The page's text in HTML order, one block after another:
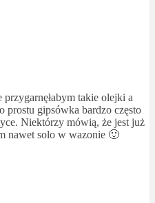
takie olejki a
prostu gipsówka bardzo często
Niektórzy mówią, że jest już
nawet solo w wazonie 🙂